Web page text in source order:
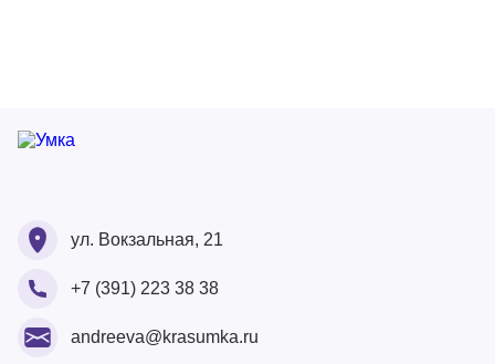
ул. Вокзальная, 21
+7 (391) 223 38 38
andreeva@krasumka.ru
Ваш Email
Ваш номер
Ваше ФИО